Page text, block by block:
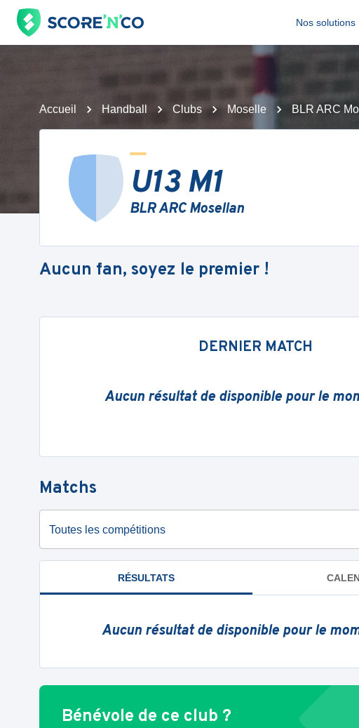
Nos solutions
Accueil Handball Clubs Moselle BLR ARC
U13 M1
BLR ARC Mosellan
Aucun fan, soyez le premier !
DERNIER MATCH
Aucun résultat de disponible pour le
Matchs
Toutes les compétitions
RÉSULTATS
Aucun résultat de disponible pour le
Bénévole de ce club ?